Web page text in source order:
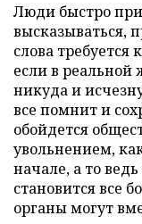
Люди быстро
высказываться,
слова
если в
никуда и
все помнит и
обойдется
увольнением,
начале, а то
становится все
органы могут